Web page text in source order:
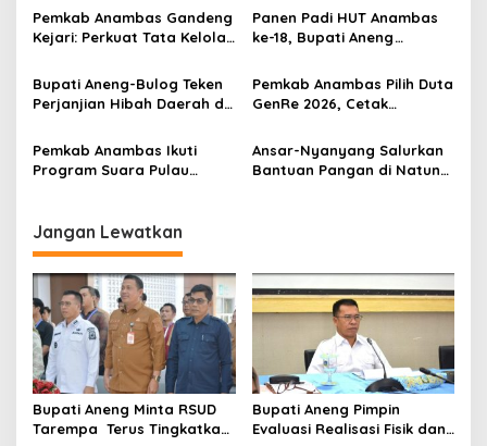
p
o
s
Anambas
Daerah dan Belanja ASN
Pemkab Anambas Gandeng
Kejari: Perkuat Tata Kelola
Panen Padi HUT Anambas
ke-18, Bupati Aneng
ke Kelompok Tani
Bupati Aneng-Bulog Teken
Perjanjian Hibah Daerah di
Ketahanan Pangan
Anambas
Pemkab Anambas Pilih Duta
GenRe 2026, Cetak
dan Berdaya Saing
Pemkab Anambas Ikuti
Program Suara Pulau
Ansar-Nyanyang Salurkan
Bantuan Pangan di Natuna:
Jangan Lewatkan
Bupati Aneng Minta RSUD
Tarempa Terus Tingkatkan
Bupati Aneng Pimpin
Evaluasi Realisasi Fisik dan